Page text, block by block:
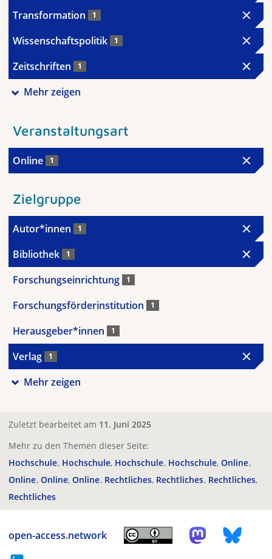
Transformation 1
Wissenschaftspolitik 1
Zeitschriften 1
Mehr zeigen
Veranstaltungsart
Online 1
Zielgruppe
Autor*innen 1
Bibliothek 1
Forschungseinrichtung 1
Forschungsförderinstitution 1
Herausgeber*innen 1
Verlag 1
Mehr zeigen
Zuletzt bearbeitet am 11. Juni 2025
Mehr zu den Themen dieser Seite:
Hochschule Hochschule Hochschule Hochschule Online
Online Online Online Rechtliches Rechtliches Rechtliches
Rechtliches
open-access.network